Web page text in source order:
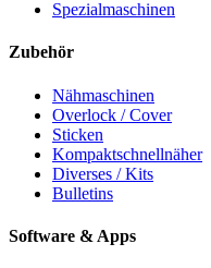
Spezialmaschinen
Zubehör
Nähmaschinen
Overlock / Cover
Sticken
Kompaktschnellnäher
Diverses / Kits
Bulletins
Software & Apps